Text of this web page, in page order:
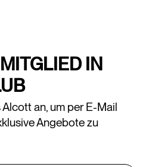
IN
an, um per E-Mail
Angebote zu